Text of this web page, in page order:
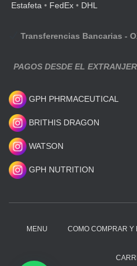
Estafeta • FedEx • DHL
Transferencias Bancarias -
PAGOS DESDE EL
GPH PHRMACEUTICAL
BRITHIS DRAGON
WATSON
GPH NUTRITION
MENU COMO COMPRAR Y